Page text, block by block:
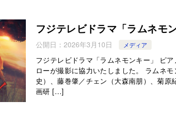
フジテレビドラマ「ラムネモ
公開日： 2026年3月10日 メディア
フジテレビドラマ「ラムネモンキー」 ピ
ローが撮影に協力いたしました。 ラムネ
史）、藤巻肇／チェン（大森南朋）、菊
画研 […]